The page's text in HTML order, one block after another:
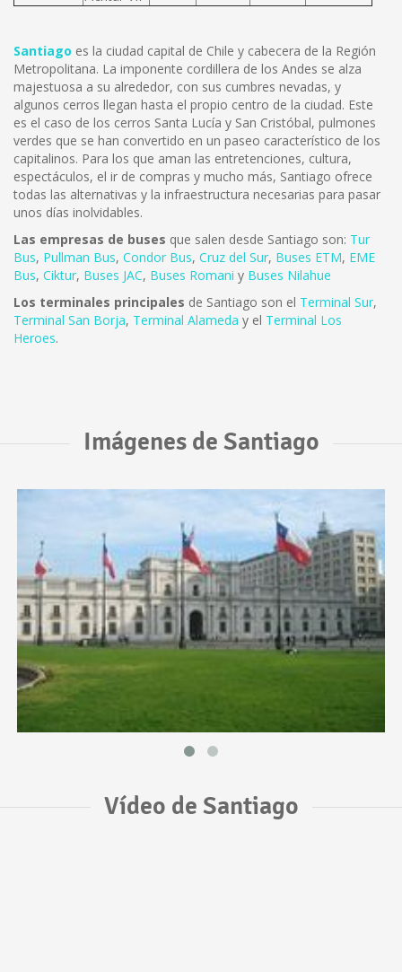
Santiago es la ciudad capital de Chile y cabecera de la Región
Metropolitana. La imponente cordillera de los Andes se alza
majestuosa a su alrededor, con sus cumbres nevadas, y
algunos cerros llegan hasta el propio centro de la ciudad. Este
es el caso de los cerros Santa Lucía y San Cristóbal, pulmones
verdes que se han convertido en un paseo característico de los
capitalinos. Para los que aman las entretenciones, cultura,
espectáculos, el ir de compras y mucho más, Santiago ofrece
todas las alternativas y la infraestructura necesarias para pasar
unos días inolvidables.
Las empresas de buses que salen desde Santiago son: Tur
Bus, Pullman Bus, Condor Bus, Cruz del Sur, Buses ETM, EME
Bus, Ciktur, Buses JAC, Buses Romani y Buses Nilahue
Los terminales principales de Santiago son el Terminal Sur,
Terminal San Borja, Terminal Alameda y el Terminal Los
Heroes.
Imágenes de Santiago
Vídeo de Santiago